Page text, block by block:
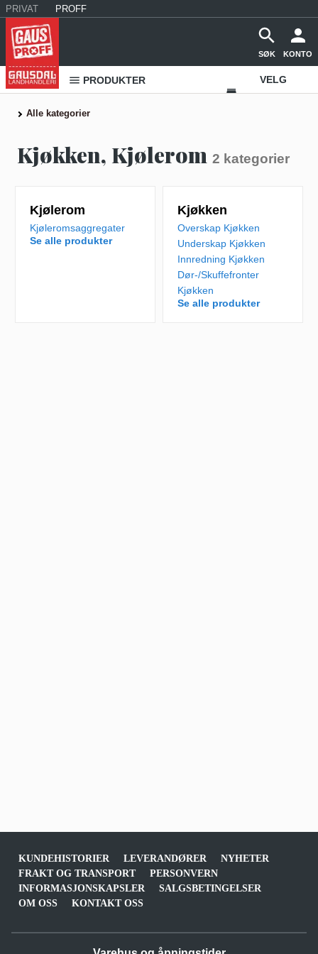
PRIVAT PROFF
SØK KONTO
PRODUKTER VELG
OSS
Alle kategorier
Kjøkken, Kjølerom 2 kategorier
Kjølerom
Kjøleromsaggregater
Se alle produkter
Kjøkken
Overskap Kjøkken
Underskap Kjøkken
Innredning Kjøkken
Dør-/Skuffefronter
Kjøkken
Se alle produkter
KUNDEHISTORIER LEVERANDØRER
NYHETER
FRAKT OG TRANSPORT
PERSONVERN
INFORMASJONSKAPSLER
SALGSBETINGELSER
OM OSS
KONTAKT OSS